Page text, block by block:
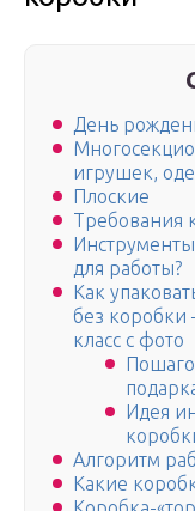
День
игрушек,
Плоские
Требования
для работы?
Как
без коробки
класс с фото
Идея
Алгоритм
Какие